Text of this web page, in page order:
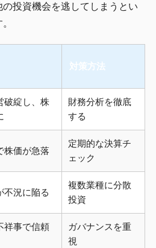
投資機会を逃してしまうとい
対策方法
破綻し、株
財務分析を徹底
する
株価が急落
定期的な決算チ
ェック
不況に陥る
複数業種に分散
投資
祥事で信頼
ガバナンスを重
視